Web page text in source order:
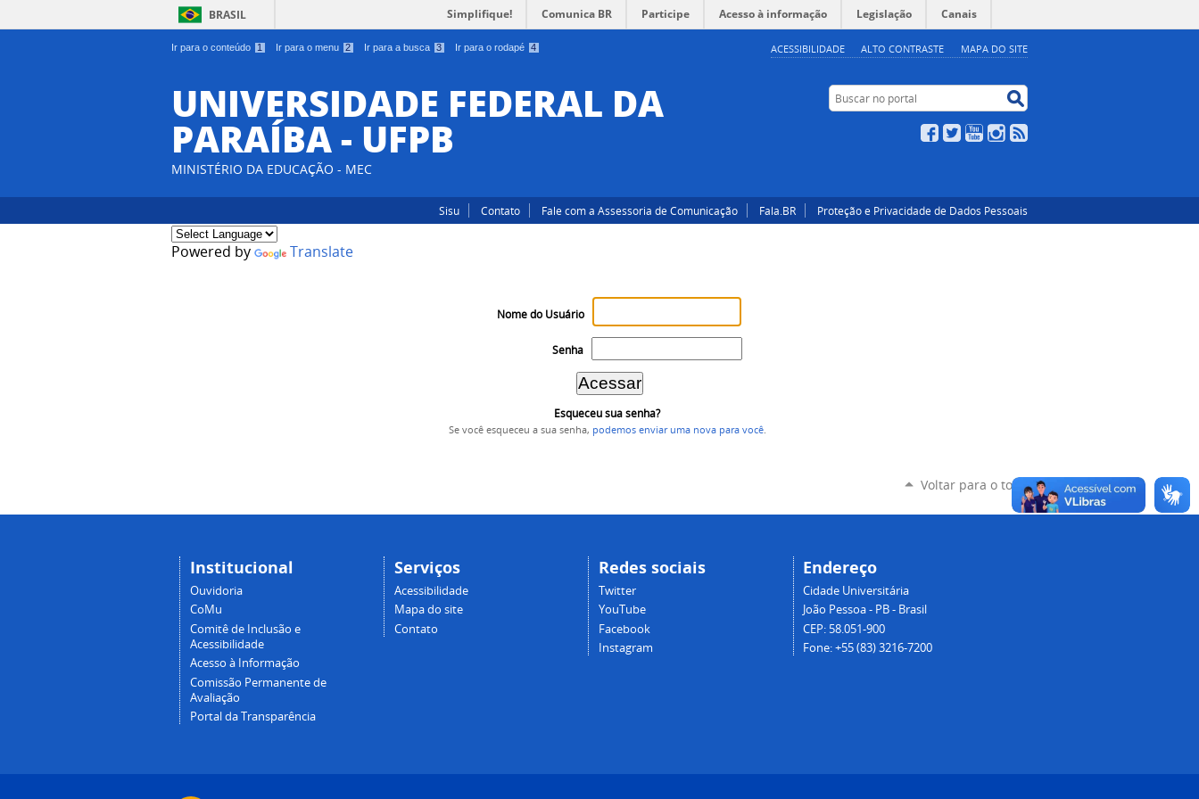
Ir para o conteúdo 1 Ir para o menu 2 Ir para a busca 3 Ir para o rodapé 4 ACESSIBILIDADE ALTO CONTRASTE MAPA DO SITE
BRASIL Simplifique! Comunica BR Participe Acesso à informação Legislação Canais
UNIVERSIDADE FEDERAL DA
PARAÍBA - UFPB
MINISTÉRIO DA EDUCAÇÃO - MEC
Buscar no portal
Facebook
TwitterYouTubeInstagram
Sisu Contato Fale com a Assessoria de Comunicação Fala.BR Proteção e Privacidade de Dados Pessoais
Powered by Translate
Nome do Usuário
Senha
Esqueceu sua senha?
Se você esqueceu a sua senha, podemos enviar uma nova para você.
Voltar para o topo
Institucional
Ouvidoria
CoMu
Comitê de Inclusão e
Acessibilidade
Acesso à Informação
Comissão Permanente de
Avaliação
Portal da Transparência
Serviços
Acessibilidade
Mapa do site
Contato
Redes sociais
Twitter
YouTube
Facebook
Instagram
Endereço
Cidade Universitária
João Pessoa - PB - Brasil
CEP: 58.051-900
Fone: +55 (83) 3216-7200